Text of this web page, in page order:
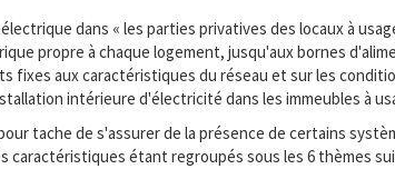
dans « les parties privatives des locaux à
propre à chaque logement, jusqu'aux bornes
fixes aux caractéristiques du réseau et sur les
intérieure d'électricité dans les immeubles à
tache de s'assurer de la présence de certains
caractéristiques étant regroupés sous les 6 thèmes